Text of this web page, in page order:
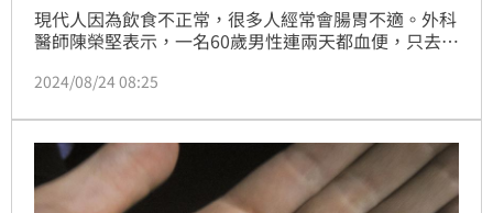
現代人因為飲食不正常，很多人經常會腸胃不適。外科
醫師陳榮堅表示，一名60歲男性連兩天都血便，只去藥
現是「腸中風」，已經有一段腸子已壞死，後來患者切
示，若患者感覺胃痛時，吃了胃藥隔幾個小時仍未改
善，就立即就醫，應可保住腸子、不需開刀。
2024/08/24 08:25